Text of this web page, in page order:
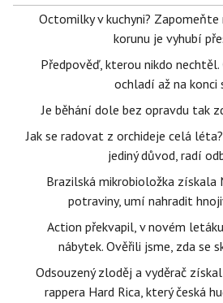
Octomilky v kuchyni? Zapomeňte
korunu je vyhubí
Předpověď, kterou nikdo nechtěl.
ochladí až na konci
Je běhání dole bez opravdu tak
Jak se radovat z orchideje celá
jediný důvod, radí
Brazilská mikrobioložka získala
potraviny, umí nahradit
Action překvapil, v novém
nábytek. Ověřili jsme, zda se
Odsouzený zloděj a vyděrač
rappera Hard Rica, který česká